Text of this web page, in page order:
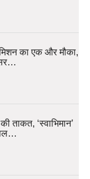
का एक और मौका,
ताकत, ‘स्वाभिमान’